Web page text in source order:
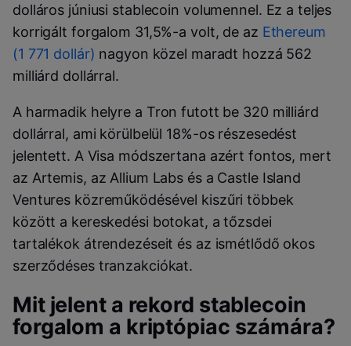
dolláros júniusi stablecoin volumennel. Ez a teljes
korrigált forgalom 31,5%-a volt, de az Ethereum
(1 771 dollár) nagyon közel maradt hozzá 562
milliárd dollárral.
A harmadik helyre a Tron futott be 320 milliárd
dollárral, ami körülbelül 18%-os részesedést
jelentett. A Visa módszertana azért fontos, mert
az Artemis, az Allium Labs és a Castle Island
Ventures közreműködésével kiszűri többek
között a kereskedési botokat, a tőzsdei
tartalékok átrendezéseit és az ismétlődő okos
szerződéses tranzakciókat.
Mit jelent a rekord stablecoin
forgalom a kriptópiac számára?